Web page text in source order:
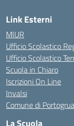
Link Esterni
MIUR
Ufficio Scolastico
Ufficio Scolastico
Scuola in Chiaro
Iscrizioni On Line
Invalsi
Comune di
La Scuola